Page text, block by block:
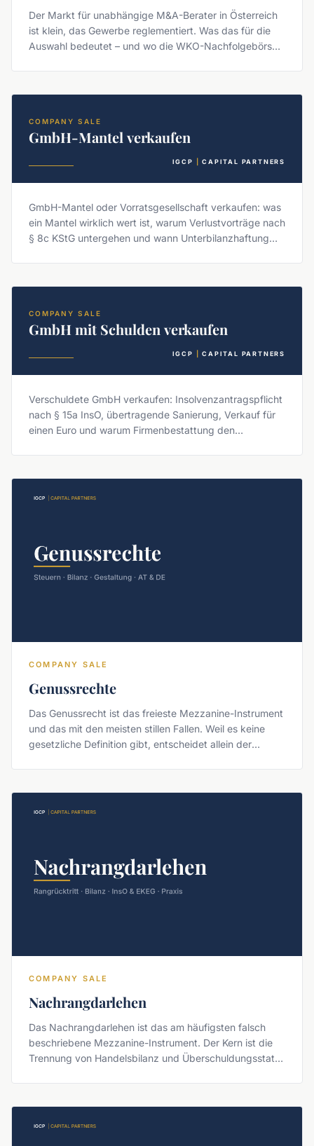
Der Markt für unabhängige M&A-Berater in Österreich
ist klein, das Gewerbe reglementiert. Was das für die
Auswahl bedeutet – und wo die WKO-Nachfolgebörse
COMPANY SALE
GmbH-Mantel verkaufen
IGCP CAPITAL PARTNERS
GmbH-Mantel oder Vorratsgesellschaft verkaufen: was
ein Mantel wirklich wert ist, warum Verlustvorträge nach
§ 8c KStG untergehen und wann Unterbilanzhaftung
COMPANY SALE
GmbH mit Schulden verkaufen
IGCP CAPITAL PARTNERS
Verschuldete GmbH verkaufen: Insolvenzantragspflicht
nach § 15a InsO, übertragende Sanierung, Verkauf für
einen Euro und warum Firmenbestattung den
COMPANY SALE
Genussrechte
Das Genussrecht ist das freieste Mezzanine-Instrument
und das mit den meisten stillen Fallen. Weil es keine
gesetzliche Definition gibt, entscheidet allein der
COMPANY SALE
Nachrangdarlehen
Das Nachrangdarlehen ist das am häufigsten falsch
beschriebene Mezzanine-Instrument. Der Kern ist die
Trennung von Handelsbilanz und Überschuldungsstatus